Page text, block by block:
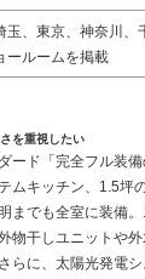
玉、東京、神奈川
ールームを掲載
を重視したい
ド「完全フル装備
ムキッチン、1.5坪
までも全室に装備。
物干しユニットや
らに、太陽光発電